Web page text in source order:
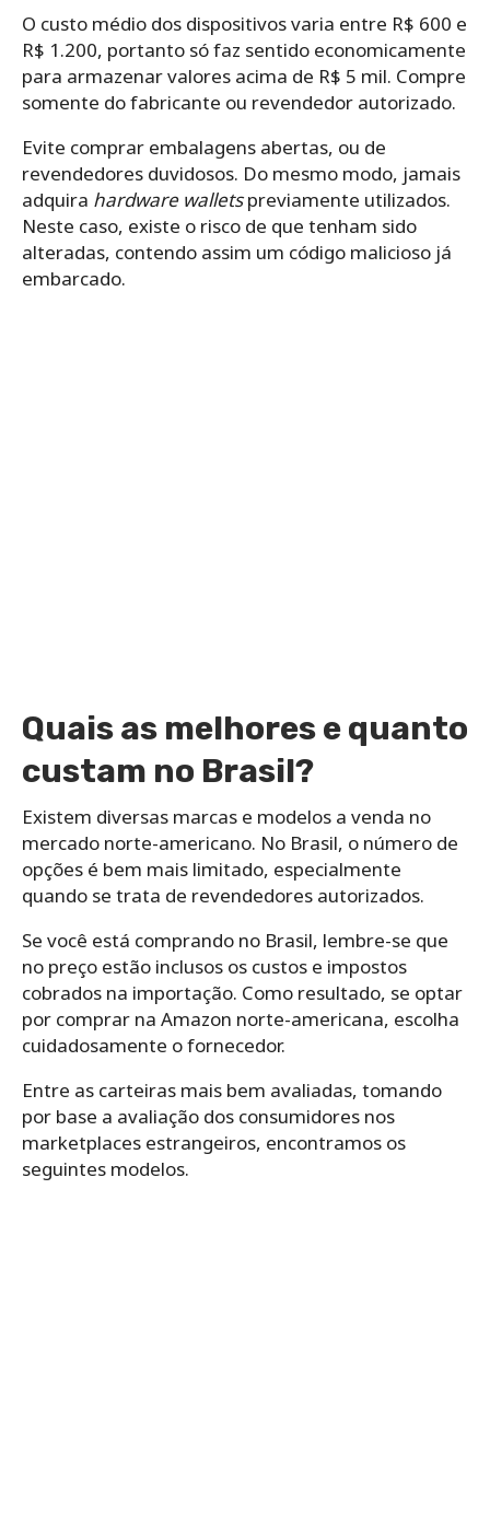
O custo médio dos dispositivos varia entre R$ 600 e
R$ 1.200, portanto só faz sentido economicamente
para armazenar valores acima de R$ 5 mil. Compre
somente do fabricante ou revendedor autorizado.
Evite comprar embalagens abertas, ou de
revendedores duvidosos. Do mesmo modo, jamais
adquira hardware walletspreviamente utilizados.
Neste caso, existe o risco de que tenham sido
alteradas, contendo assim um código malicioso já
embarcado.
Quais as melhores e quanto
custam no Brasil?
Existem diversas marcas e modelos a venda no
mercado norte-americano. No Brasil, o número de
opções é bem mais limitado, especialmente
quando se trata de revendedores autorizados.
Se você está comprando no Brasil, lembre-se que
no preço estão inclusos os custos e impostos
cobrados na importação. Como resultado, se optar
por comprar na Amazon norte-americana, escolha
cuidadosamente o fornecedor.
Entre as carteiras mais bem avaliadas, tomando
por base a avaliação dos consumidores nos
marketplaces estrangeiros, encontramos os
seguintes modelos.